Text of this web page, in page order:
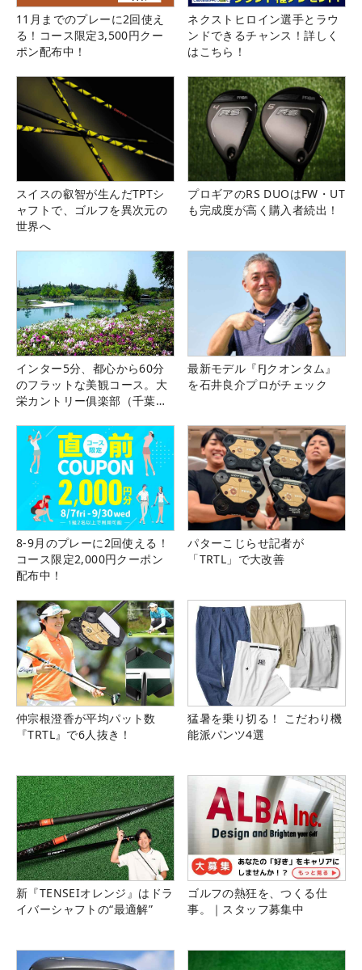
11月までのプレーに2回使え
る！コース限定3,500円クー
ポン配布中！
ネクストヒロイン選手とラウ
ンドできるチャンス！詳しく
はこちら！
スイスの叡智が生んだTPTシ
ャフトで、ゴルフを異次元の
世界へ
プロギアのRS DUOはFW・UT
も完成度が高く購入者続出！
インター5分、都心から60分
のフラットな美観コース。大
栄カントリー俱楽部（千葉
最新モデル『FJクオンタム』
を石井良介プロがチェック
8-9月のプレーに2回使える！
コース限定2,000円クーポン
配布中！
パターこじらせ記者が
「TRTL」で大改善
仲宗根澄香が平均パット数
『TRTL』で6人抜き！
猛暑を乗り切る！ こだわり機
能派パンツ4選
新『TENSEIオレンジ』はドラ
イバーシャフトの“最適解”
ゴルフの熱狂を、つくる仕
事。｜スタッフ募集中